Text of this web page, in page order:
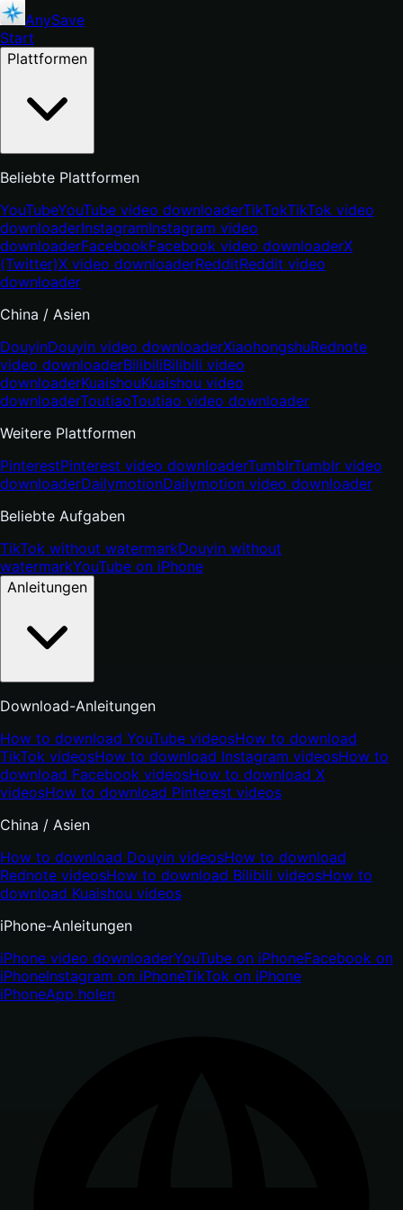
AnySave
Start
Plattformen
Beliebte Plattformen
YouTubeYouTube video downloaderTikTokTikTok video
downloaderInstagramInstagram video
downloaderFacebookFacebook video downloaderX
(Twitter)X video downloaderRedditReddit video
downloader
China / Asien
DouyinDouyin video downloaderXiaohongshuRednote
video downloaderBilibiliBilibili video
downloaderKuaishouKuaishou video
downloaderToutiaoToutiao video downloader
Weitere Plattformen
PinterestPinterest video downloaderTumblrTumblr video
downloaderDailymotionDailymotion video downloader
Beliebte Aufgaben
TikTok without watermarkDouyin without
watermarkYouTube on iPhone
Anleitungen
Download-Anleitungen
How to download YouTube videosHow to download
TikTok videosHow to download Instagram videosHow to
download Facebook videosHow to download X
videosHow to download Pinterest videos
China / Asien
How to download Douyin videosHow to download
Rednote videosHow to download Bilibili videosHow to
download Kuaishou videos
iPhone-Anleitungen
iPhone video downloaderYouTube on iPhoneFacebook on
iPhoneInstagram on iPhoneTikTok on iPhone
iPhoneApp holen